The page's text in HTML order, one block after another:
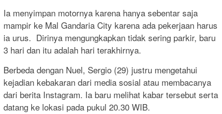
Ia menyimpan motornya karena hanya sebentar saja
mampir ke Mal Gandaria City karena ada pekerjaan harus
ia urus. Dirinya mengungkapkan tidak sering parkir, baru
3 hari dan itu adalah hari terakhirnya.
Berbeda dengan Nuel, Sergio (29) justru mengetahui
kejadian kebakaran dari media sosial atau membacanya
dari berita Instagram. Ia baru melihat kabar tersebut serta
datang ke lokasi pada pukul 20.30 WIB.